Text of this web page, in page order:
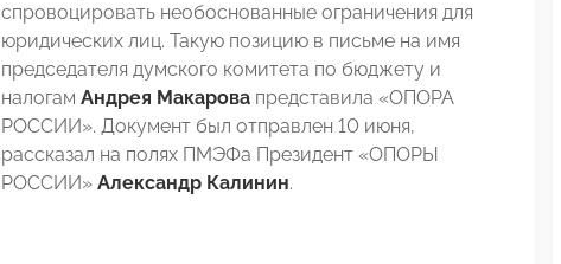
спровоцировать необоснованные ограничения для
юридических лиц. Такую позицию в письме на имя
председателя думского комитета по бюджету и
налогам Андрея Макарова представила «ОПОРА
РОССИИ». Документ был отправлен 10 июня,
рассказал на полях ПМЭФа Президент «ОПОРЫ
РОССИИ» Александр Калинин.